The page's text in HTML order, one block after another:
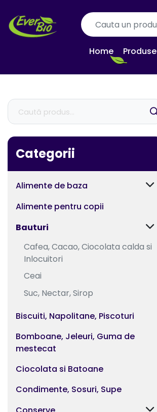
Home Produse
Categorii
Alimente de baza
Alimente pentru copii
Bauturi
Cafea, Cacao, Ciocolata calda si
Inlocuitori
Ceai
Suc, Nectar, Sirop
Biscuiti, Napolitane, Piscoturi
Bomboane, Jeleuri, Guma de
mestecat
Ciocolata si Batoane
Condimente, Sosuri, Supe